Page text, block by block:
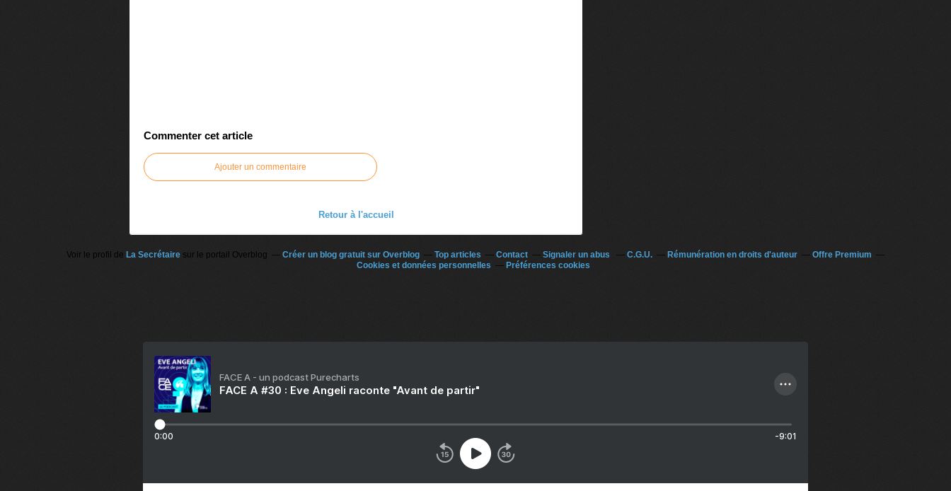
Commenter cet article
Ajouter un commentaire
Retour à l'accueil
Voir le profil de La Secrétaire sur le portail Overblog Créer un blog gratuit sur Overblog Top articles Contact Signaler un abus C.G.U. Rémunération en droits d'auteur
Offre Premium
Cookies et données personnelles
Préférences cookies
FACE A - un podcast Purecharts
FACE A #30 : Eve Angeli raconte "Avant de partir"
0:00 -9:01